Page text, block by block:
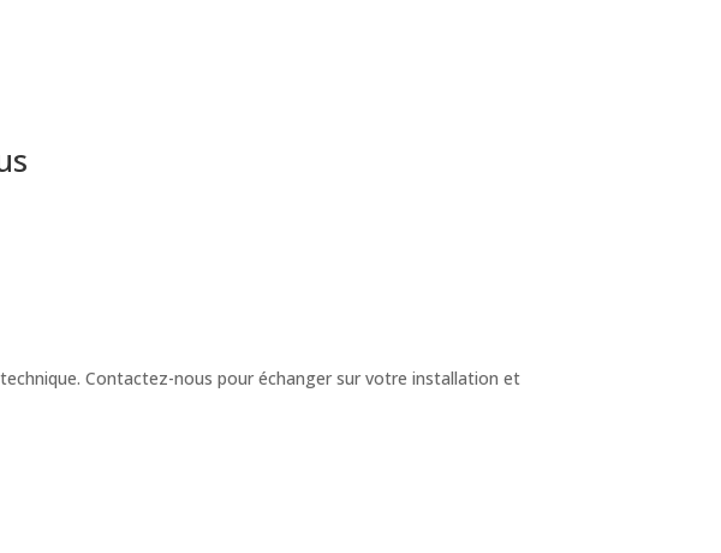
Contactez-nous pour échanger sur votre installation et